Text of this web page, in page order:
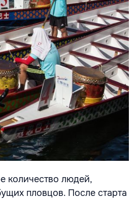
количество людей,
пловцов. После старта